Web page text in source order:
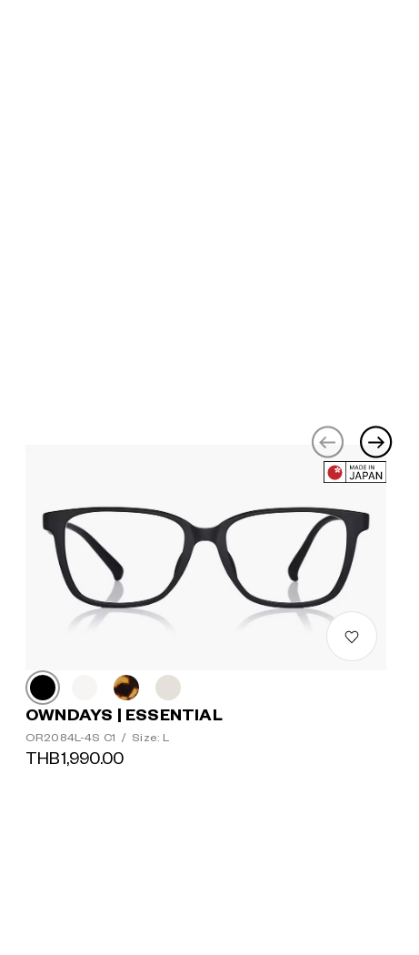
OWNDAYS | ESSENTIAL
OR2084L-4S C1 / Size: L
THB1,990.00